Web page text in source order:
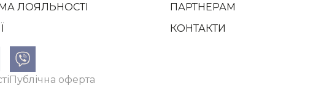
ЛОЯЛЬНОСТІ
ПАРТНЕРАМ
КОНТАКТИ
Публічна оферта